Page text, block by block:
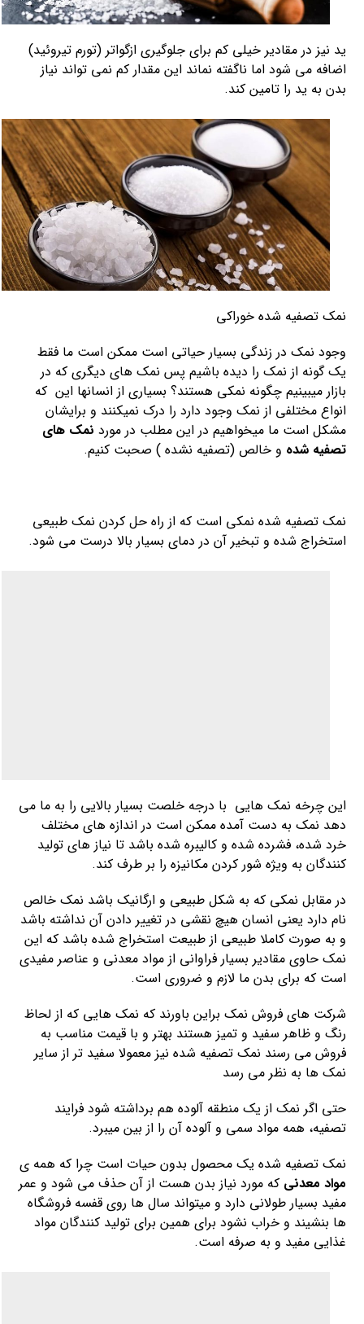
ید نیز در مقادیر خیلی کم برای جلوگیری ازگواتر (تورم تیروئید)
اضافه می شود اما ناگفته نماند این مقدار کم نمی تواند نیاز
بدن به ید را تامین کند.
نمک تصفیه شده خوراکی
وجود نمک در زندگی بسیار حیاتی است ممکن است ما فقط
یک گونه از نمک را دیده باشیم پس نمک های دیگری که در
بازار میبینیم چگونه نمکی هستند؟ بسیاری از انسانها این که
انواع مختلفی از نمک وجود دارد را درک نمیکنند و برایشان
مشکل است ما میخواهیم در این مطلب در مورد نمک های
تصفیه شده و خالص (تصفیه نشده ) صحبت کنیم.
نمک تصفیه شده نمکی است که از راه حل کردن نمک طبیعی
استخراج شده و تبخیر آن در دمای بسیار بالا درست می شود.
این چرخه نمک هایی با درجه خلصت بسیار بالایی را به ما می
دهد نمک به دست آمده ممکن است در اندازه های مختلف
خرد شده، فشرده شده و کالیبره شده باشد تا نیاز های تولید
کنندگان به ویژه شور کردن مکانیزه را بر طرف کند.
در مقابل نمکی که به شکل طبیعی و ارگانیک باشد نمک خالص
نام دارد یعنی انسان هیچ نقشی در تغییر دادن آن نداشته باشد
و به صورت کاملا طبیعی از طبیعت استخراج شده باشد که این
نمک حاوی مقادیر بسیار فراوانی از مواد معدنی و عناصر مفیدی
است که برای بدن ما لازم و ضروری است.
شرکت های فروش نمک براین باورند که نمک هایی که از لحاظ
رنگ و ظاهر سفید و تمیز هستند بهتر و با قیمت مناسب به
فروش می رسند نمک تصفیه شده نیز معمولا سفید تر از سایر
نمک ها به نظر می رسد
حتی اگر نمک از یک منطقه آلوده هم برداشته شود فرایند
تصفیه، همه مواد سمی و آلوده آن را از بین میبرد.
نمک تصفیه شده یک محصول بدون حیات است چرا که همه ی
مواد معدنی که مورد نیاز بدن هست از آن حذف می شود و عمر
مفید بسیار طولانی دارد و میتواند سال ها روی قفسه فروشگاه
ها بنشیند و خراب نشود برای همین برای تولید کنندگان مواد
غذایی مفید و به صرفه است.